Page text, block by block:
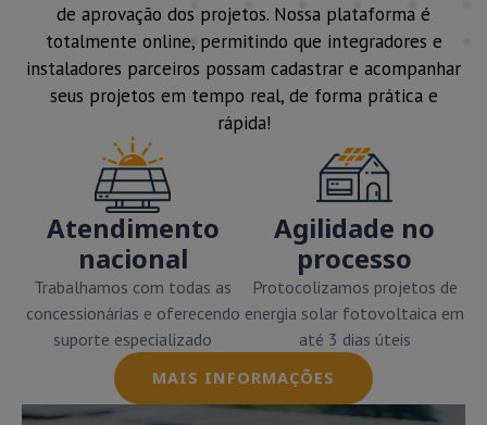
de aprovação dos projetos. Nossa plataforma é
totalmente online, permitindo que integradores e
instaladores parceiros possam cadastrar e acompanhar
seus projetos em tempo real, de forma prática e
rápida!
Atendimento
nacional
Trabalhamos com todas as
concessionárias e oferecendo
suporte especializado
Agilidade no
processo
Protocolizamos projetos de
energia solar fotovoltaica em
até 3 dias úteis
MAIS INFORMAÇÕES